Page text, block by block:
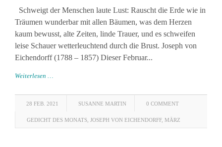
Schweigt der Menschen laute Lust: Rauscht die Erde wie in
Träumen wunderbar mit allen Bäumen, was dem Herzen
kaum bewusst, alte Zeiten, linde Trauer, und es schweifen
leise Schauer wetterleuchtend durch die Brust. Joseph von
Eichendorff (1788 – 1857) Dieser Februar...
Weiterlesen …
28 FEB. 2021 SUSANNE MARTIN 0 COMMENT
GEDICHT DES MONATS JOSEPH VON EICHENDORFF, MÄRZ